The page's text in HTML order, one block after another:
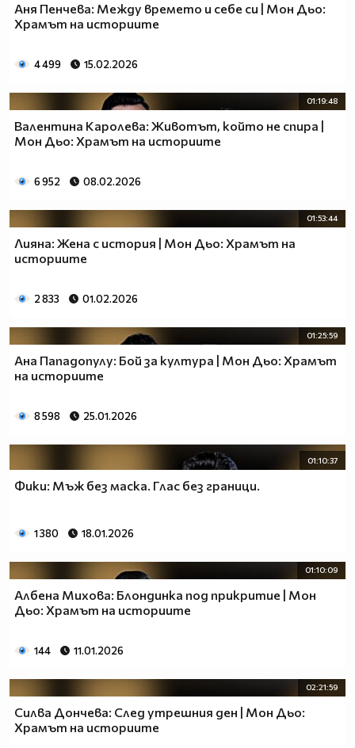
Аня Пенчева: Между времето и себе си | Мон Дьо:
Храмът на историите
4 499 15.02.2026
01:19:48
Валентина Каролева: Животът, който не спира |
Мон Дьо: Храмът на историите
6 952 08.02.2026
01:53:44
Лияна: Жена с история | Мон Дьо: Храмът на
историите
2 833 01.02.2026
01:25:59
Ана Пападопулу: Бой за култура | Мон Дьо: Храмът
на историите
8 598 25.01.2026
01:10:37
Фики: Мъж без маска. Глас без граници.
1 380 18.01.2026
01:10:09
Албена Михова: Блондинка под прикритие | Мон
Дьо: Храмът на историите
144 11.01.2026
02:21:59
Силва Дончева: След утрешния ден | Мон Дьо:
Храмът на историите